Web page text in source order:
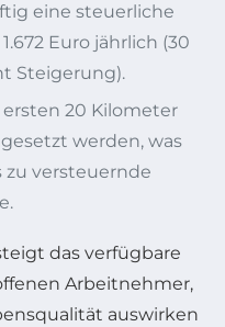
eine steuerliche
Euro jährlich (30
Steigerung).
20 Kilometer
werden, was
zu versteuernde
das verfügbare
Arbeitnehmer,
auswirken